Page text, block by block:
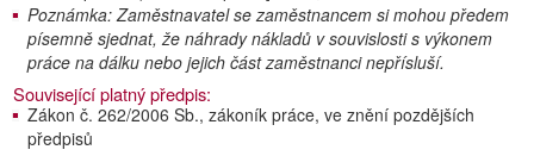
Poznámka: Zaměstnavatel se zaměstnancem si mohou předem
písemně sjednat, že náhrady nákladů v souvislosti s výkonem
práce na dálku nebo jejich část zaměstnanci nepřísluší.
Související platný předpis:
Zákon č. 262/2006 Sb., zákoník práce, ve znění pozdějších
předpisů